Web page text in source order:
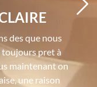
des que nous
toujours pret à
maintenant on
une raison